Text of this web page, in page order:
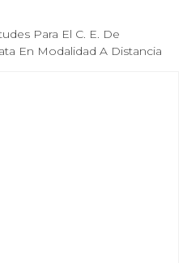
Para El C. E. De
En Modalidad A Distancia